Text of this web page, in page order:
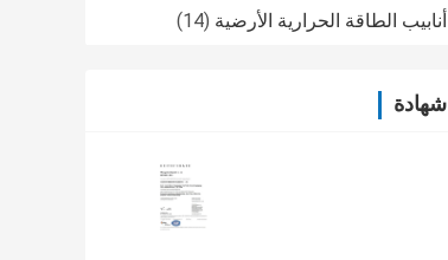
أنابيب الطاقة الحرارية الأرضية (14)
شهادة